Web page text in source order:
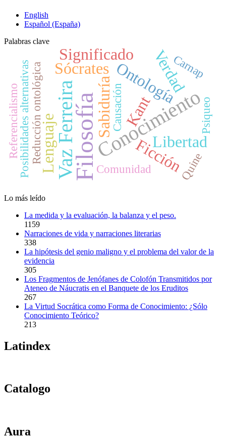
English
Español (España)
Palabras clave
FilosofíaConocimiento
Vaz Ferreira Ontología
Kant
Sócrates Verdad
Ficción
Significado
Lenguaje
Sabiduría
Libertad
Reducción ontológica
Posibilidades alternativas Causación
Comunidad
Carnap
Psiqueo
Referencialismo
Quine
Lo más leído
La medida y la evaluación, la balanza y el peso.
1159
Narraciones de vida y narraciones literarias
338
La hipótesis del genio maligno y el problema del valor de la
evidencia
305
Los Fragmentos de Jenófanes de Colofón Transmitidos por
Ateneo de Náucratis en el Banquete de los Eruditos
267
La Virtud Socrática como Forma de Conocimiento: ¿Sólo
Conocimiento Teórico?
213
Latindex
Catalogo
Aura